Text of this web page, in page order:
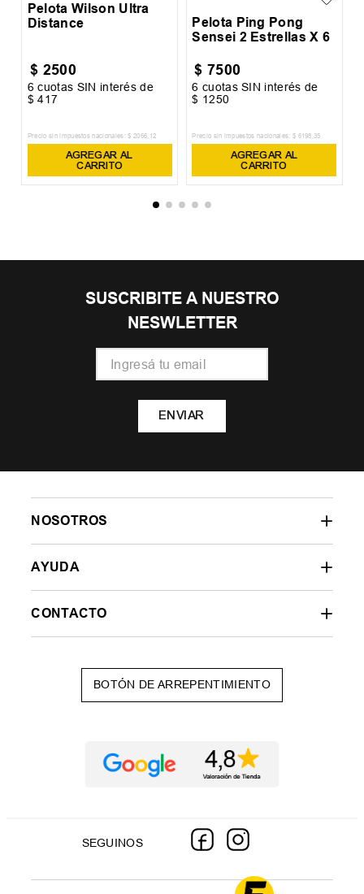
Pelota Wilson Ultra
Distance
$ 2500
6 cuotas SIN interés de
$ 417
Precio sin impuestos nacionales: $ 2066, 12
AGREGAR AL
CARRITO
Pelota Ping Pong
Sensei 2 Estrellas X 6
$ 7500
6 cuotas SIN interés de
$ 1250
Precio sin impuestos nacionales: $ 6198 ,35
AGREGAR AL
CARRITO
SUSCRIBITE A NUESTRO
NESWLETTER
ENVIAR
NOSOTROS
AYUDA
CONTACTO
BOTÓN DE ARREPENTIMIENTO
SEGUINOS